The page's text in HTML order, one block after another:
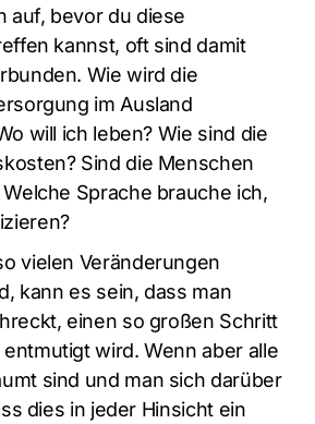
auf, bevor du diese
kannst, oft sind damit
Wie wird die
im Ausland
will ich leben? Wie sind die
Sind die Menschen
Sprache brauche ich,
vielen Veränderungen
kann es sein, dass man
einen so großen Schritt
wird. Wenn aber alle
sind und man sich darüber
dies in jeder Hinsicht ein